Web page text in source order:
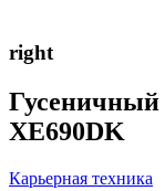
right
Гусеничный
XE690DK
Карьерная техника